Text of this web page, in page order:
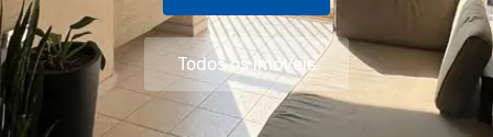
Todos os imóveis